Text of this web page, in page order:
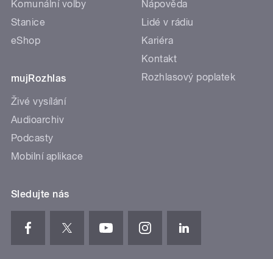
Komunální volby
Stanice
eShop
mujRozhlas
Živé vysílání
Audioarchiv
Podcasty
Mobilní aplikace
Nápověda
Lidé v rádiu
Kariéra
Kontakt
Rozhlasový poplatek
Sledujte nás